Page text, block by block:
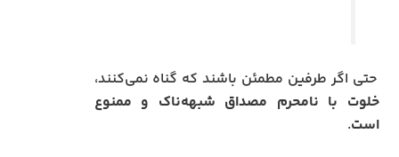
حتی اگر طرفین مطمئن باشند که گناه نمی‌کنند،
خلوت با نامحرم مصداق شبهه‌ناک و ممنوع
است.